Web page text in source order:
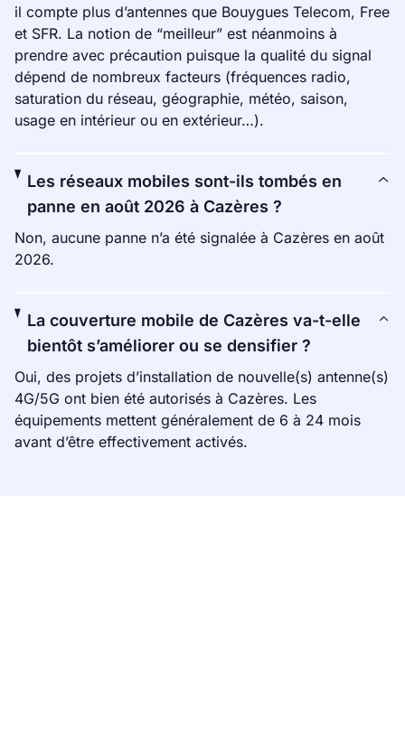
il compte plus d’antennes que Bouygues Telecom, Free
et SFR. La notion de “meilleur” est néanmoins à
prendre avec précaution puisque la qualité du signal
dépend de nombreux facteurs (fréquences radio,
saturation du réseau, géographie, météo, saison,
usage en intérieur ou en extérieur…).
Les réseaux mobiles sont-ils tombés en
panne en août 2026 à Cazères ?
Non, aucune panne n’a été signalée à Cazères en août
2026.
La couverture mobile de Cazères va-t-elle
bientôt s’améliorer ou se densifier ?
Oui, des projets d’installation de nouvelle(s) antenne(s)
4G/5G ont bien été autorisés à Cazères. Les
équipements mettent généralement de 6 à 24 mois
avant d’être effectivement activés.